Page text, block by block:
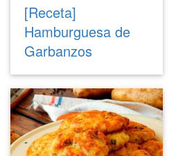
[Receta]
Hamburguesa de
Garbanzos